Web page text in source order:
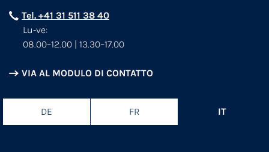
Tel. +41 31 511 38 40
Lu-ve:
08.00–12.00 | 13.30–17.00
VIA AL MODULO DI CONTATTO
DE FR IT